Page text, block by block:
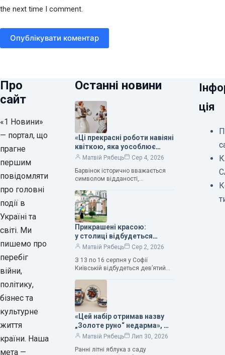
the next time I comment.
Опублікувати коментар
Про
сайт
«1 Новини»
— портал, що
прагне
першим
повідомляти
про головні
події в
Україні та
світі. Ми
пишемо про
перебіг
війни,
політику,
бізнес та
культурне
життя
країни. Наша
мета —
Останні новини
«Ці прекрасні роботи навіяні
квіткою, яка уособлює
нескінченне кохання», —
Людмила Карпінська-
Романюк
Матвій Рябець
Сер 4, 2026
Барвінок історично вважається
символом відданості,
та тривалого подружнього союзу.
Саме тому ця рослина надихала і
продовжує надихати митців на
Прикрашені красою:
у столиці відбудеться
дев’ятий фестиваль
Матвій Рябець
Сер 2, 2026
З 13 по 16 серпня у Софії
Київській відбудеться дев’ятий
мистецтв Bouquet Kyiv Stage. Ця
подія традиційно…
«Цей набір отримав назву
„Золоте руно“ недарма», —
колекціонерка Людмила
Матвій Рябець
Лип 30, 2026
Ранні літні яблука з саду
ція